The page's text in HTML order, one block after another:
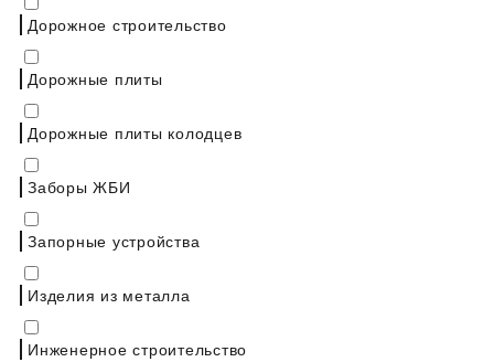
Дорожное строительство
Дорожные плиты
Дорожные плиты колодцев
Заборы ЖБИ
Запорные устройства
Изделия из металла
Инженерное строительство